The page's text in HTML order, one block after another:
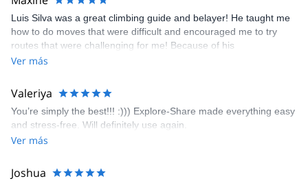
appreciated very much. The multi-pitch route we did was not only
fun but also the right amount of challenge, which I thoroughly
enjoyed. The communication from the team (Gauthier) was
prompt and clear—highly recommend!
Luis Silva was a great climbing guide and belayer! He taught me
how to do moves that were difficult and encouraged me to try
routes that were challenging for me! Because of his
encouragement, I managed to complete these routes! I really
area. The weather was perfect, no direct sun and cool enough to
enjoy the climbs. Explore-Share made booking an outdoor
climbing experience in Lisbon extremely easy. Luis, our guide,
was fantastic, and the platform’s organization was flawless.
Ver más
Valeriya
You’re simply the best!!! :))) Explore-Share made everything easy
and stress-free. Will definitely use again.
Ver más
Joshua